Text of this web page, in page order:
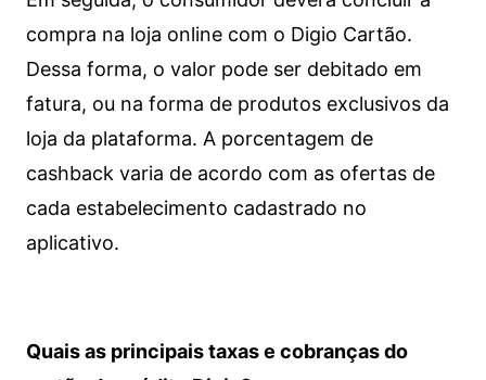
compra na loja online com o Digio Cartão.
Dessa forma, o valor pode ser debitado em
fatura, ou na forma de produtos exclusivos da
loja da plataforma. A porcentagem de
cashback varia de acordo com as ofertas de
cada estabelecimento cadastrado no
aplicativo.
Quais as principais taxas e cobranças do